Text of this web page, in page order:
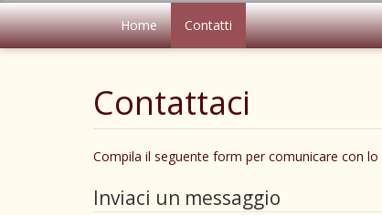
Home Contatti
Contattaci
Compila il seguente form per comunicare con lo
Inviaci un messaggio